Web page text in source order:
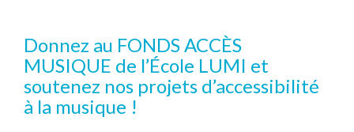
Donnez au FONDS ACCÈS
MUSIQUE de l’École LUMI et
soutenez nos projets d’accessibilité
à la musique !